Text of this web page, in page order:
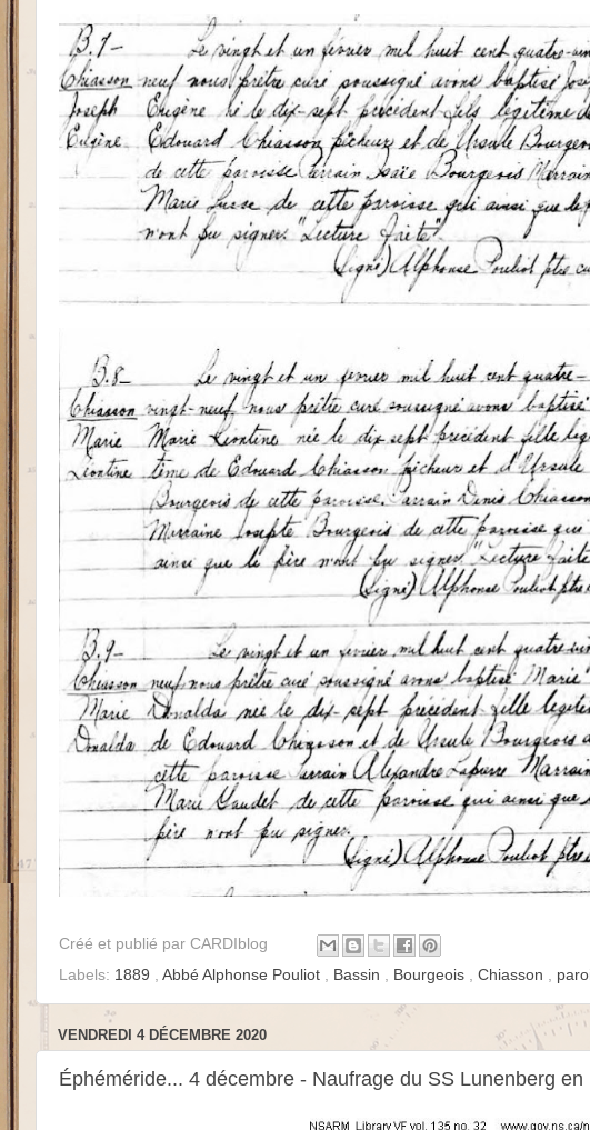
Créé et publié par CARDIblog
Labels: 1889 Abbé Alphonse Pouliot Bassin Bourgeois Chiasson
VENDREDI 4 DÉCEMBRE 2020
Éphéméride... 4 décembre - Naufrage du SS Lunenberg en